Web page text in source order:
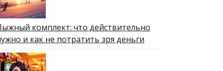
комплект: что действительно
и как не потратить зря деньги